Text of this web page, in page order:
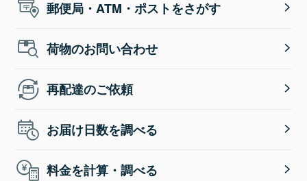
郵便局・ATM・ポストをさがす
荷物のお問い合わせ
再配達のご依頼
お届け日数を調べる
料金を計算・調べる